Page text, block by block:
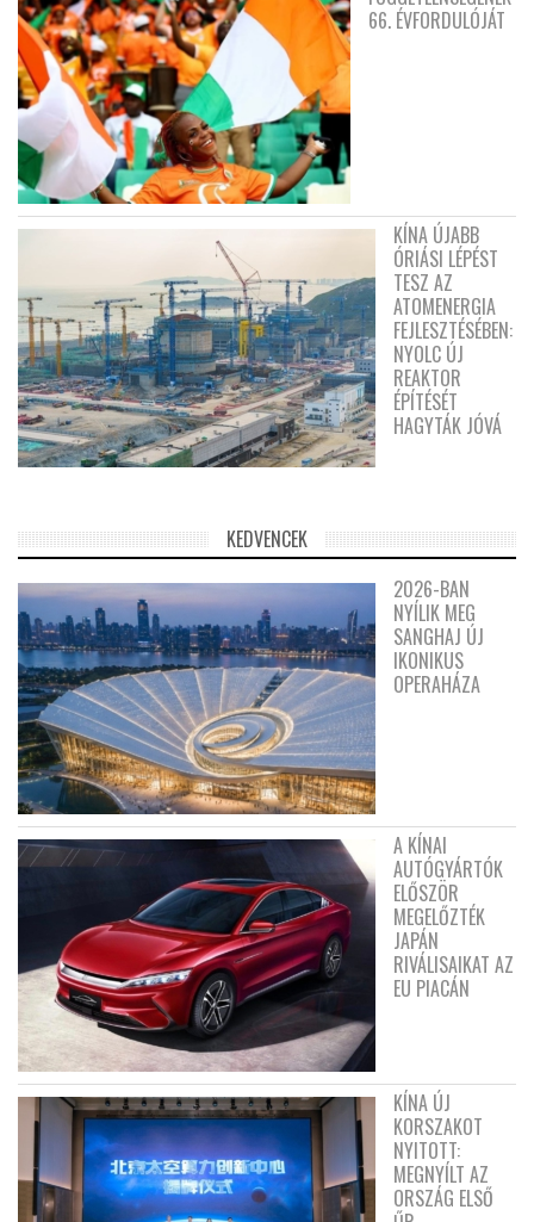
66. ÉVFORDULÓJÁT
KÍNA ÚJABB
ÓRIÁSI LÉPÉST
TESZ AZ
ATOMENERGIA
FEJLESZTÉSÉBEN:
NYOLC ÚJ
REAKTOR
ÉPÍTÉSÉT
HAGYTÁK JÓVÁ
KEDVENCEK
2026-BAN
NYÍLIK MEG
SANGHAJ ÚJ
IKONIKUS
OPERAHÁZA
A KÍNAI
AUTÓGYÁRTÓK
ELŐSZÖR
MEGELŐZTÉK
JAPÁN
RIVÁLISAIKAT AZ
EU PIACÁN
KÍNA ÚJ
KORSZAKOT
NYITOTT:
MEGNYÍLT AZ
ORSZÁG ELSŐ